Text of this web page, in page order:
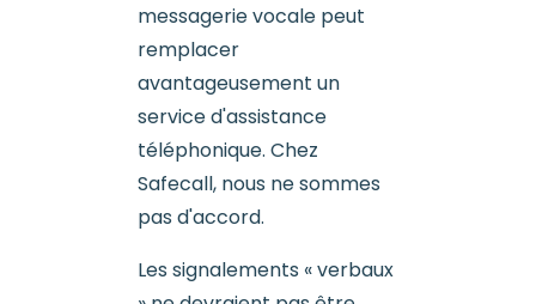
messagerie vocale peut
remplacer
avantageusement un
service d'assistance
téléphonique. Chez
Safecall, nous ne sommes
pas d'accord.
Les signalements « verbaux